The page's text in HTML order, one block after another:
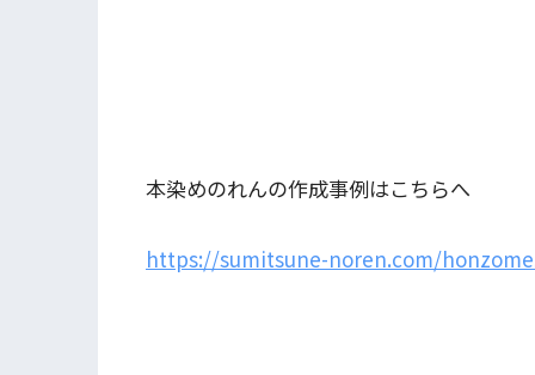
本染めのれんの作成事例はこちらへ
https://sumitsune-noren.com/